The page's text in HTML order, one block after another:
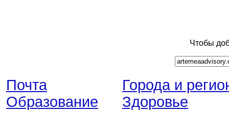
Чтобы
Почта
Образование
Города и
Здоровье